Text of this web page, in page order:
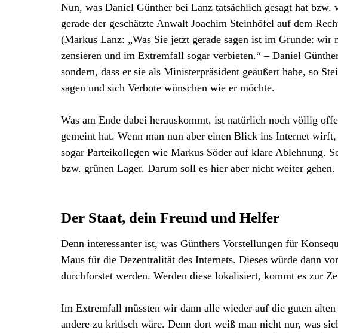
Nun, was Daniel Günther bei Lanz tatsächlich gesagt hat
gerade der geschätzte Anwalt Joachim Steinhöfel auf dem
(Markus Lanz: „Was Sie jetzt gerade sagen ist im Grunde: wir
zensieren und im Extremfall sogar verbieten.“ – Daniel
sondern, dass er sie als Ministerpräsident geäußert habe, so
sagen und sich Verbote wünschen wie er möchte.
Was am Ende dabei herauskommt, ist natürlich noch völlig
gemeint hat. Wenn man nun aber einen Blick ins Internet
sogar Parteikollegen wie Markus Söder auf klare Ablehnung.
bzw. grünen Lager. Darum soll es hier aber nicht weiter gehen.
Der Staat, dein Freund und Helfer
Denn interessanter ist, was Günthers Vorstellungen für
Maus für die Dezentralität des Internets. Dieses würde dann
durchforstet werden. Werden diese lokalisiert, kommt es zur
Im Extremfall müssten wir dann alle wieder auf die guten
andere zu kritisch wäre. Denn dort weiß man nicht nur, was